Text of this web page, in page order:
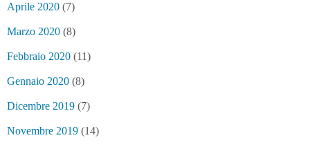
Aprile 2020 (7)
Marzo 2020 (8)
Febbraio 2020 (11)
Gennaio 2020 (8)
Dicembre 2019 (7)
Novembre 2019 (14)